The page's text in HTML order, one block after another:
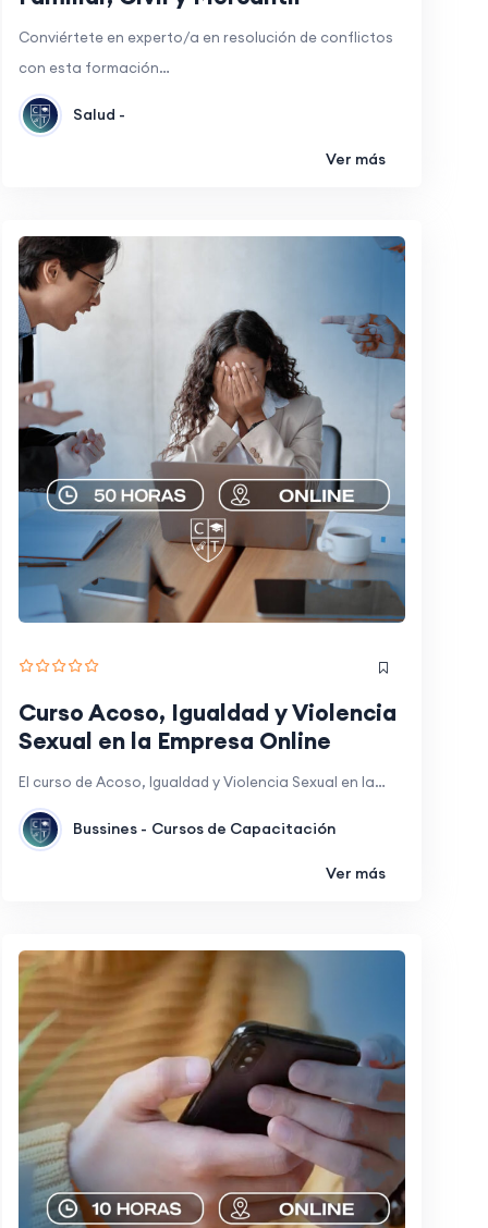
Conviértete en experto/a en resolución de conflictos
con esta formación…
Salud -
Ver más
Curso Acoso, Igualdad y Violencia
Sexual en la Empresa Online
El curso de Acoso, Igualdad y Violencia Sexual en la…
Bussines - Cursos de Capacitación
Ver más